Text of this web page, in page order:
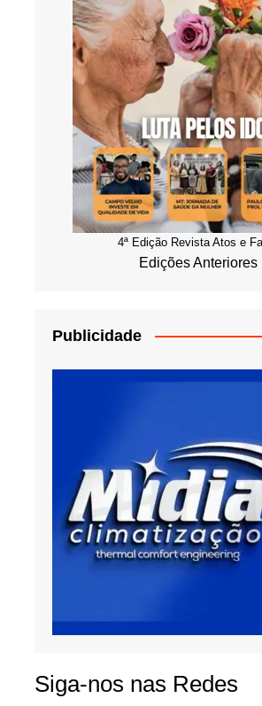
4ª Edição Revista Atos e
Edições Anteriores
Publicidade
Siga-nos nas Redes